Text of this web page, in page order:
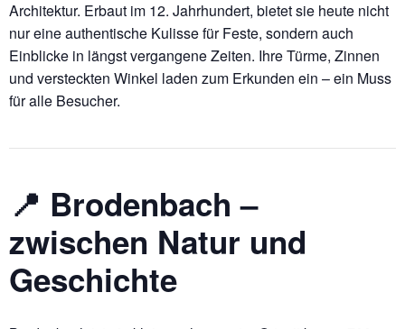
Architektur. Erbaut im 12. Jahrhundert, bietet sie heute nicht
nur eine authentische Kulisse für Feste, sondern auch
Einblicke in längst vergangene Zeiten. Ihre Türme, Zinnen
und versteckten Winkel laden zum Erkunden ein – ein Muss
für alle Besucher.
📍 Brodenbach –
zwischen Natur und
Geschichte